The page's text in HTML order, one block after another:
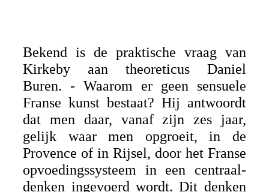
Bekend is de praktische vraag van
Kirkeby aan theoreticus Daniel
Buren. - Waarom er geen sensuele
Franse kunst bestaat? Hij antwoordt
dat men daar, vanaf zijn zes jaar,
gelijk waar men opgroeit, in de
Provence of in Rijsel, door het Franse
opvoedingssysteem in een centraal-
denken ingevoerd wordt. Dit denken